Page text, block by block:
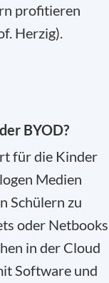
profitieren
Herzig).
BYOD?
für die Kinder
Medien
Schülern zu
oder Netbooks
in der Cloud
Software und